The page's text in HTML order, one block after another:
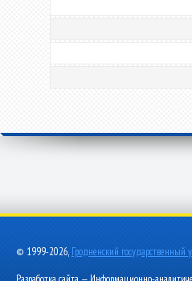
© 1999-2026, Гродненский